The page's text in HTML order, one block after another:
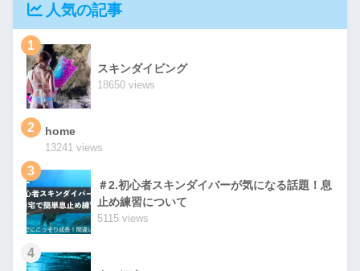
人気の記事
1
スキンダイビング
18650 views
2 home
13241 views
3
＃2.初心者スキンダイバーが気になる話題！息
止め練習について
5115 views
4